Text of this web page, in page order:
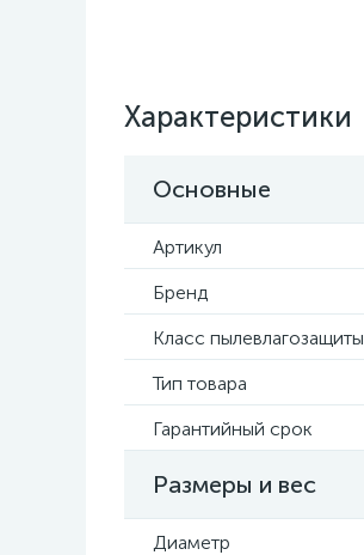
Характеристики
Основные
Артикул
Бренд
Класс пылевлагозащиты
Тип товара
Гарантийный срок
Размеры и вес
Диаметр